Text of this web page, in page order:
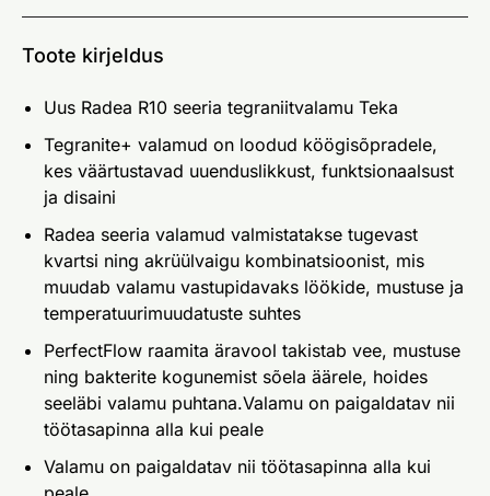
Toote kirjeldus
Uus Radea R10 seeria tegraniitvalamu Teka
Tegranite+ valamud on loodud köögisõpradele,
kes väärtustavad uuenduslikkust, funktsionaalsust
ja disaini
Radea seeria valamud valmistatakse tugevast
kvartsi ning akrüülvaigu kombinatsioonist, mis
muudab valamu vastupidavaks löökide, mustuse ja
temperatuurimuudatuste suhtes
PerfectFlow raamita äravool takistab vee, mustuse
ning bakterite kogunemist sõela äärele, hoides
seeläbi valamu puhtana.Valamu on paigaldatav nii
töötasapinna alla kui peale
Valamu on paigaldatav nii töötasapinna alla kui